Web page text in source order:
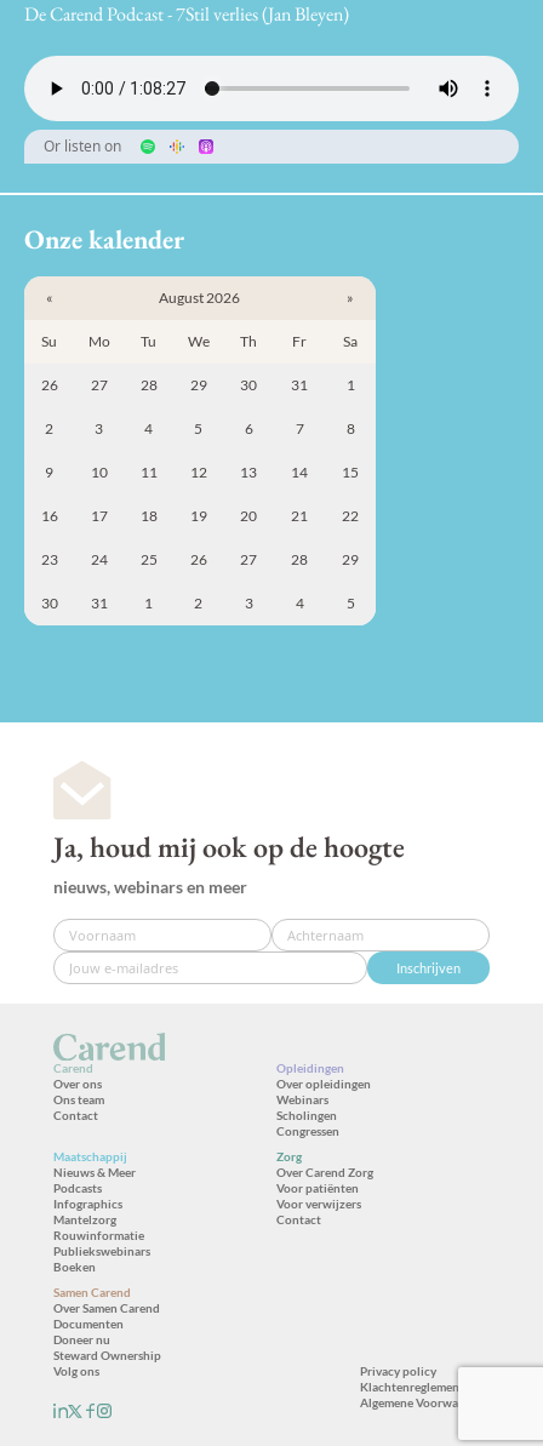
De Carend Podcast - 7Stil verlies (Jan Bleyen)
Or listen on
Onze kalender
« August 2026 »
Su Mo Tu We Th Fr Sa
26 27 28 29 30 31 1
2 3 4 5 6 7 8
9 10 11 12 13 14 15
16 17 18 19 20 21 22
23 24 25 26 27 28 29
30 31 1 2 3 4 5
Ja, houd mij ook op de hoogte
nieuws, webinars en meer
Inschrijven
Carend
Over ons
Ons team
Contact
Opleidingen
Over opleidingen
Webinars
Scholingen
Congressen
Maatschappij
Nieuws & Meer
Podcasts
Infographics
Mantelzorg
Rouwinformatie
Publiekswebinars
Boeken
Zorg
Over Carend Zorg
Voor patiënten
Voor verwijzers
Contact
Samen Carend
Over Samen Carend
Documenten
Doneer nu
Steward Ownership
Volg ons
Privacy policy
Klachtenreglement
Algemene Voorwaarden